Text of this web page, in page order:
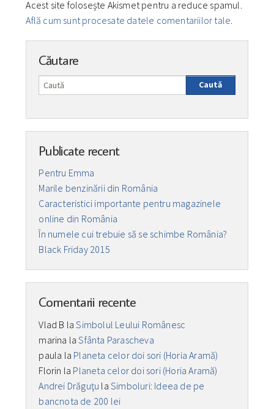
Acest site folosește Akismet pentru a reduce spamul.
Află cum sunt procesate datele comentariilor tale.
Căutare
Caută
Publicate recent
Pentru Emma
Marile benzinării din România
Caracteristici importante pentru magazinele
online din România
În numele cui trebuie să se schimbe România?
Black Friday 2015
Comentarii recente
Vlad B laSimbolul Leului Românesc
marina laSfânta Parascheva
paula la Planeta celor doi sori (Horia Aramă)
Florin la Planeta celor doi sori (Horia Aramă)
Andrei Drăguţu laSimboluri: Ideea de pe
bancnota de 200 lei